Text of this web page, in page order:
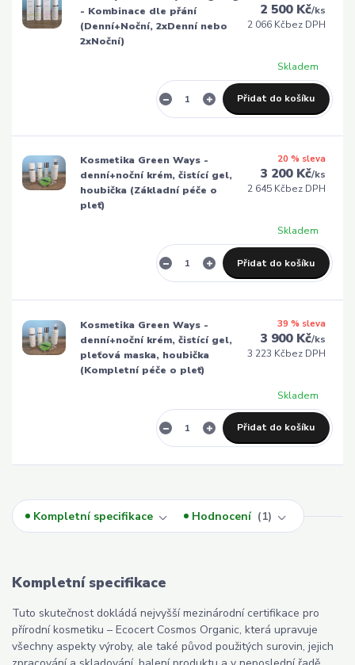
- Kombinace dle přání
(Denní+Noční, 2xDenní nebo
2xNoční)
2 500 Kč/ks
2 066 Kčbez DPH
Skladem
Přidat do košíku
Kosmetika Green Ways -
denní+noční krém, čistící gel,
houbička (Základní péče o
pleť)
20 % sleva
3 200 Kč/ks
2 645 Kčbez DPH
Skladem
Přidat do košíku
Kosmetika Green Ways -
denní+noční krém, čistící gel,
pleťová maska, houbička
(Kompletní péče o pleť)
39 % sleva
3 900 Kč/ks
3 223 Kčbez DPH
Skladem
Přidat do košíku
Kompletní specifikace Hodnocení 1
Kompletní specifikace
Tuto skutečnost dokládá nejvyšší mezinárodní certifikace pro
přírodní kosmetiku – Ecocert Cosmos Organic, která upravuje
všechny aspekty výroby, ale také původ použitých surovin, jejich